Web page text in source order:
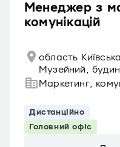
Менеджер з
комунікацій
область
Музейний,
Маркетинг,
Дистанційно
Головний офіс